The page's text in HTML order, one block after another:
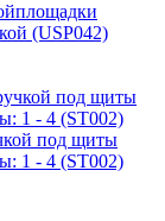
(USP042)
под щиты
1 - 4 (ST002)